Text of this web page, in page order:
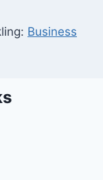
Business